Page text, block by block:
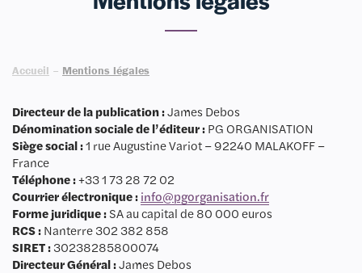
Accueil – Mentions légales
Directeur de la publication :James Debos
Dénomination sociale de l’éditeur :PG ORGANISATION
Siège social :1 rue Augustine Variot – 92240 MALAKOFF –
France
Téléphone :+33 1 73 28 72 02
Courrier électronique :info@pgorganisation.fr
Forme juridique :SA au capital de 80 000 euros
RCS :Nanterre 302 382 858
SIRET :30238285800074
Directeur Général :James Debos